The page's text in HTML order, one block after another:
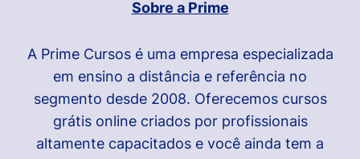
Sobre a Prime
A Prime Cursos é uma empresa especializada
em ensino a distância e referência no
segmento desde 2008. Oferecemos cursos
grátis online criados por profissionais
altamente capacitados e você ainda tem a